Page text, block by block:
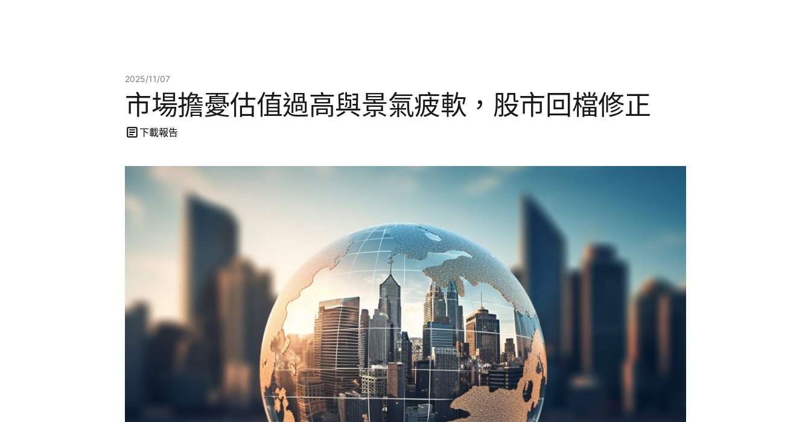
2025/11/07
市場擔憂估值過高與景氣疲軟，股市回檔修正
下載報告